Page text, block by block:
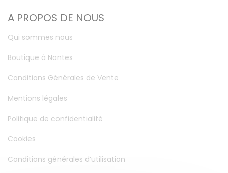
A PROPOS DE NOUS
Qui sommes nous
Boutique à Nantes
Conditions Générales de Vente
Mentions légales
Politique de confidentialité
Cookies
Conditions générales d’utilisation